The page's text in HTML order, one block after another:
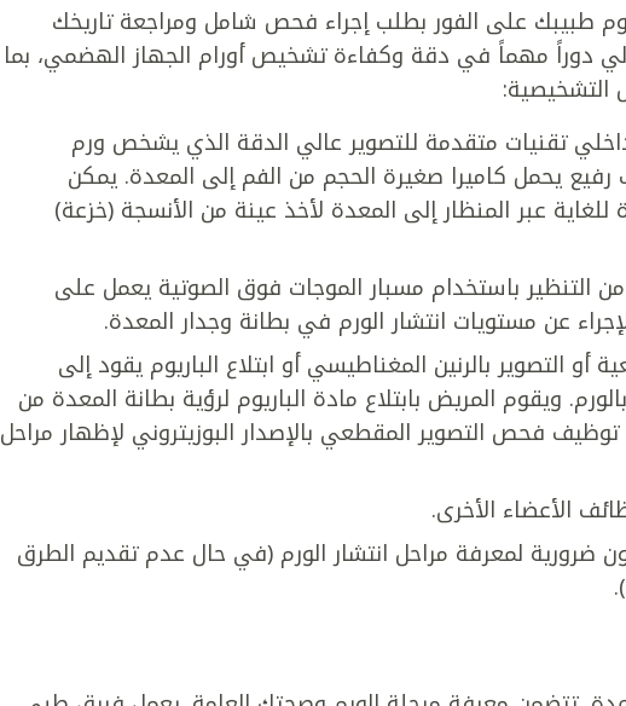
طبيبك على الفور بطلب إجراء فحص شامل ومراجعة تاريخك
دوراً مهماً في دقة وكفاءة تشخيص أورام الجهاز الهضمي، بما
تقنيات متقدمة للتصوير عالي الدقة الذي يشخص ورم
رفيع يحمل كاميرا صغيرة الحجم من الفم إلى المعدة. يمكن
عبر المنظار إلى المعدة لأخذ عينة من الأنسجة (خزعة)
التنظير باستخدام مسبار الموجات فوق الصوتية يعمل على
عن مستويات انتشار الورم في بطانة وجدار المعدة.
أو التصوير بالرنين المغناطيسي أو ابتلاع الباريوم يقود إلى
ويقوم المريض بابتلاع مادة الباريوم لرؤية بطانة المعدة من
فحص التصوير المقطعي بالإصدار البوزيتروني لإظهار مراحل
الأعضاء الأخرى.
ضرورية لمعرفة مراحل انتشار الورم (في حال عدم تقديم الطرق